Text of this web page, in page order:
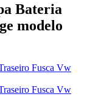
Bateria
modelo
Fusca Vw
Fusca Vw